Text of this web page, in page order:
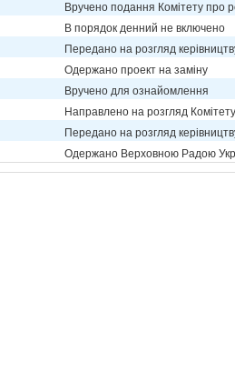
Вручено подання Комітету про
В порядок денний не включено
Передано на розгляд
Одержано проект на заміну
Вручено для ознайомлення
Направлено на розгляд Комітету
Передано на розгляд
Одержано Верховною Радою